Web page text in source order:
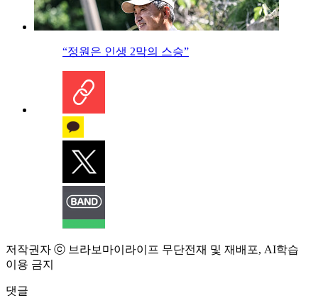
“정원은 인생 2막의 스승”
저작권자 ⓒ 브라보마이라이프 무단전재 및 재배포, AI학습
이용 금지
댓글